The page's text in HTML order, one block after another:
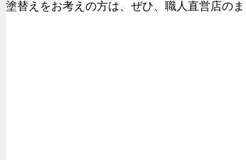
塗替えをお考えの方は、ぜひ、職人直営店の